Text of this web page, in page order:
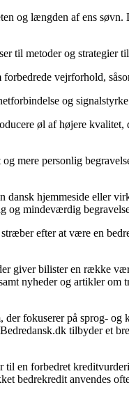
og længden af ens
til metoder og
vejrforhold,
og
øl af højere
mere personlig
dansk hjemmeside eller
og mindeværdig
efter at være en
giver bilister en række
nyheder og artikler
fokuserer på sprog-
tilbyder et
en forbedret
bedrekredit anvendes